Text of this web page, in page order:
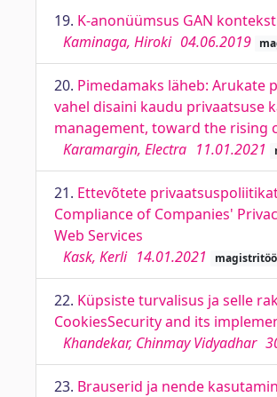
19. K-anonüümsus GAN
Kaminaga, Hiroki 04.06.2019
20. Pimedamaks läheb:
vahel disaini kaudu privaatsuse
management, toward the rising
Karamargin, Electra 11.01.2021
21. Ettevõtete
Compliance of Companies'
Web Services
Kask, Kerli 14.01.2021
22. Küpsiste turvalisus ja selle
CookiesSecurity and its
Khandekar, Chinmay Vidyadhar
23. Brauserid ja nende